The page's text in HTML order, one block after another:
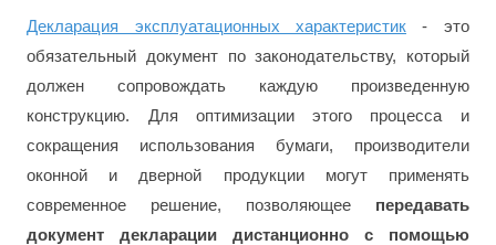
Декларация эксплуатационных характеристик - это
обязательный документ по законодательству, который
должен сопровождать каждую произведенную
конструкцию. Для оптимизации этого процесса и
сокращения использования бумаги, производители
оконной и дверной продукции могут применять
современное решение, позволяющее передавать
документ декларации дистанционно с помощью